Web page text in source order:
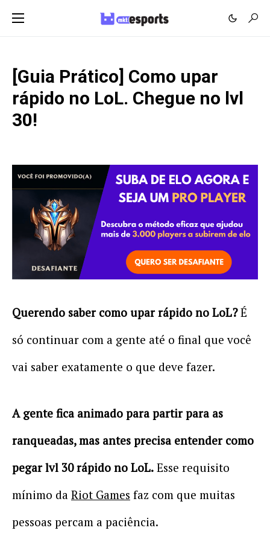
[Guia Prático] Como upar
rápido no LoL. Chegue no lvl
30!
Querendo saber como upar rápido no LoL?É
só continuar com a gente até o final que você
vai saber exatamente o que deve fazer.
A gente fica animado para partir para as
ranqueadas, mas antes precisa entender como
pegar lvl 30 rápido no LoL. Esse requisito
mínimo da Riot Games faz com que muitas
pessoas percam a paciência.